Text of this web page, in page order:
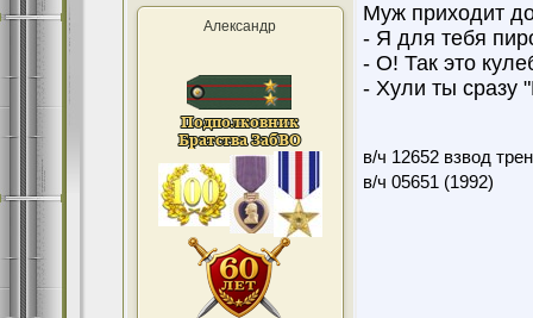
Александр
Муж приходит
- Я для тебя
- О! Так это
- Хули ты сразу
в/ч 12652 взвод
в/ч 05651 (1992)